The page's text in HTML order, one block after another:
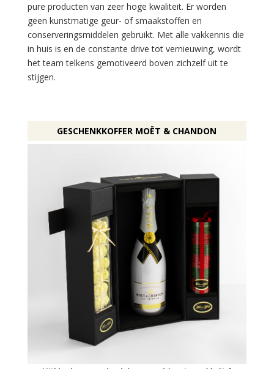
pure producten van zeer hoge kwaliteit. Er worden
geen kunstmatige geur- of smaakstoffen en
conserveringsmiddelen gebruikt. Met alle vakkennis die
in huis is en de constante drive tot vernieuwing, wordt
het team telkens gemotiveerd boven zichzelf uit te
stijgen.
GESCHENKKOFFER MOËT & CHANDON